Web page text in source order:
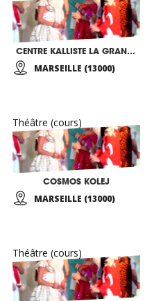
CENTRE KALLISTE LA GRANIERE
MARSEILLE (13000)
Théâtre (cours)
COSMOS KOLEJ
MARSEILLE (13000)
Théâtre (cours)